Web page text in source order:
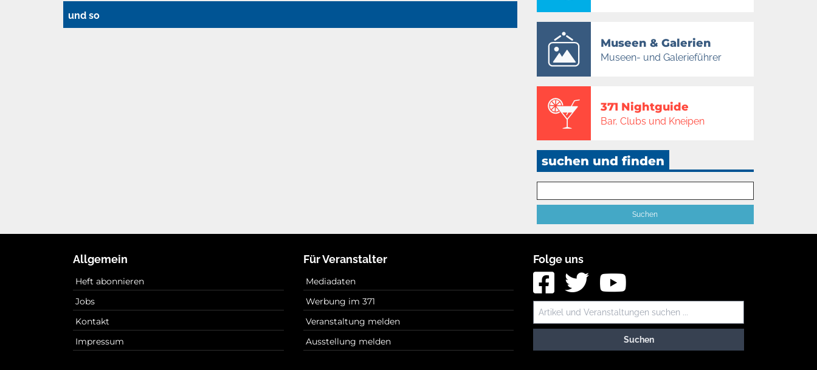
und so
Museen & Galerien
Museen- und Galerieführer
371 Nightguide
Bar, Clubs und Kneipen
suchen und finden
Allgemein
Heft abonnieren
Jobs
Kontakt
Impressum
Für Veranstalter
Mediadaten
Werbung im 371
Veranstaltung melden
Ausstellung melden
Folge uns